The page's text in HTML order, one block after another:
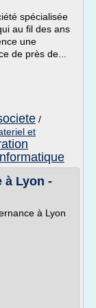
spécialisée
au fil des ans
une
de près de...
/
et
à Lyon -
à Lyon